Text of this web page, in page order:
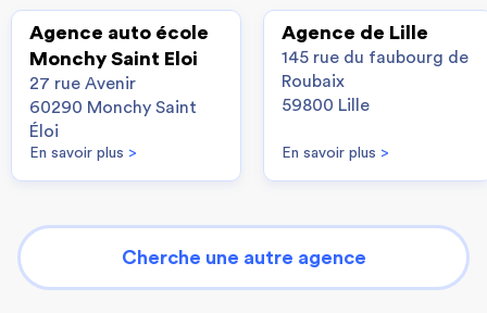
Agence auto école
Monchy Saint Eloi
27 rue Avenir
60290 Monchy Saint
Éloi
En savoir plus >
Agence de Lille
145 rue du faubourg de
Roubaix
59800 Lille
En savoir plus >
Cherche une autre agence